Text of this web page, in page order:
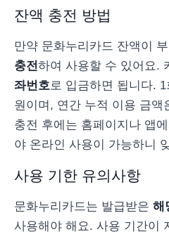
잔액 충전 방법
만약 문화누리카드 잔액이
충전하여 사용할 수 있어요.
좌번호 로 입금하면 됩니다.
원이며, 연간 누적 이용 금액
충전 후에는 홈페이지나 앱에
야 온라인 사용이 가능하니
사용 기한 유의사항
문화누리카드는 발급받은 해
사용해야 해요. 사용 기간이